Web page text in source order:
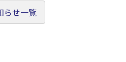
らせ一覧